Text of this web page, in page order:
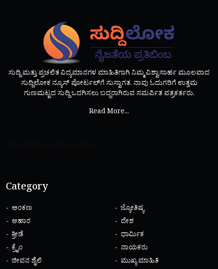
ಸುದ್ದಿ ಮತ್ತು ಪ್ರಚಲಿತ ವಿದ್ಯಮಾನಗಳ ಮಾಹಿತಿಗಾಗಿ ನಿಮ್ಮ ವಿಶ್ವಾಸಾರ್ಹ ಮೂಲವಾದ
ಸುದ್ದಿಲೋಕ ನ್ಯೂಸ್ ಪೋರ್ಟಲ್‌ಗೆ ಸುಸ್ವಾಗತ. ನಾವು ಓದುಗರಿಗೆ ಉತ್ತಮ
ಗುಣಮಟ್ಟದ ಸುದ್ದಿ ಒದಗಿಸಲು ಬದ್ಧರಾಗಿರುವ ಸಮರ್ಪಿತ ಪತ್ರಕರ್ತರು.
Read More...
Category
ಅಂಕಣ
ಆಹಾರ
ಕ್ರೀಡೆ
ಕ್ರೈಂ
ಜೀವನ ಶೈಲಿ
ಜ್ಯೋತಿಷ್ಯ
ದೇಶ
ಧಾರ್ಮಿಕ
ನಾಯಕರು
ಮುಖ್ಯ ಮಾಹಿತಿ